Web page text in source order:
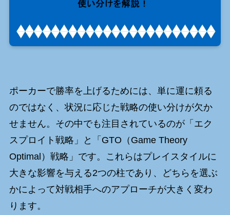
ポーカーで勝率を上げるためには、単に運に頼る
のではなく、状況に応じた戦略の使い分けが欠か
せません。その中でも注目されているのが「エク
スプロイト戦略」と「GTO（Game Theory
Optimal）戦略」です。これらはプレイスタイルに
大きな影響を与える2つの柱であり、どちらを選ぶ
かによって対戦相手へのアプローチが大きく変わ
ります。